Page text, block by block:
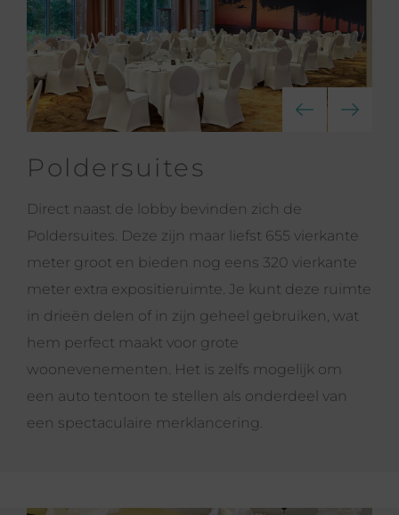
Poldersuites
Direct naast de lobby bevinden zich de
Poldersuites. Deze zijn maar liefst 655 vierkante
meter groot en bieden nog eens 320 vierkante
meter extra expositieruimte. Je kunt deze ruimte
in drieën delen of in zijn geheel gebruiken, wat
hem perfect maakt voor grote
woonevenementen. Het is zelfs mogelijk om
een auto tentoon te stellen als onderdeel van
een spectaculaire merklancering.